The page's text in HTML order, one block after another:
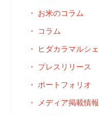
お米のコラム
コラム
ヒダカラマルシェ
プレスリリース
ポートフォリオ
メディア掲載情報